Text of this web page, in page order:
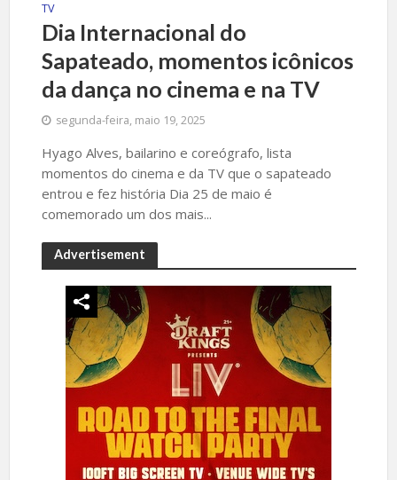
TV
Dia Internacional do
Sapateado, momentos icônicos
da dança no cinema e na TV
segunda-feira, maio 19, 2025
Hyago Alves, bailarino e coreógrafo, lista
momentos do cinema e da TV que o sapateado
entrou e fez história Dia 25 de maio é
comemorado um dos mais...
Advertisement